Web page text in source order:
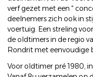
verf gezet met een “
deelnemers zich ook in
voertuig. Een streling
de oldtimers in de regio
Rondrit met eenvoudige
Voor oldtimer pré 1980,